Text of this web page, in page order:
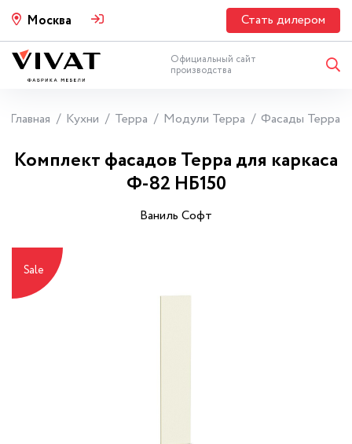
Москва Стать дилером
Официальный сайт
производства
Главная Кухни Терра Модули Терра Фасады Терра
Комплект фасадов Терра для каркаса
Ф-82 НБ150
Ваниль Софт
Sale